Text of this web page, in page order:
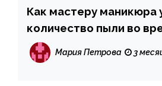
Как мастеру маникюра
количество пыли во
фрезером
Мария Петрова 3